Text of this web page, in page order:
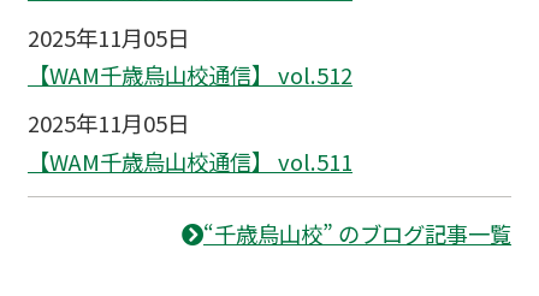
2025年11月05日
【WAM千歳烏山校通信】 vol.512
2025年11月05日
【WAM千歳烏山校通信】 vol.511
“千歳烏山校” のブログ記事一覧